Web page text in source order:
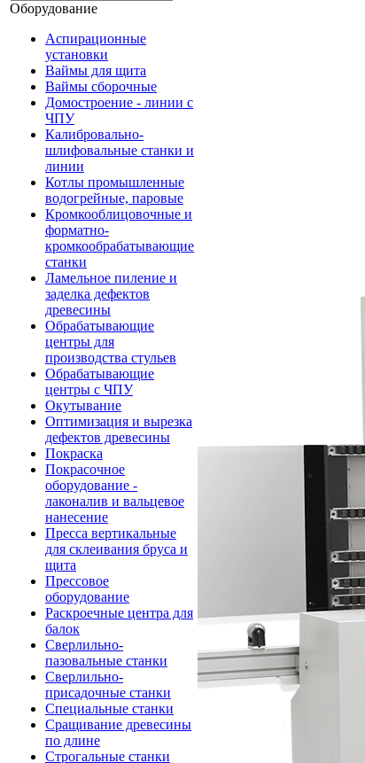
Оборудование
Аспирационные
установки
Ваймы для щита
Ваймы сборочные
Домостроение - линии с
ЧПУ
Калибровально-
шлифовальные станки и
линии
Котлы промышленные
водогрейные, паровые
Кромкооблицовочные и
форматно-
кромкообрабатывающие
станки
Ламельное пиление и
заделка дефектов
древесины
Обрабатывающие
центры для
производства стульев
Обрабатывающие
центры с ЧПУ
Окутывание
Оптимизация и вырезка
дефектов древесины
Покраска
Покрасочное
оборудование -
лаконалив и вальцевое
нанесение
Пресса вертикальные
для склеивания бруса и
щита
Прессовое
оборудование
Раскроечные центра для
балок
Сверлильно-
пазовальные станки
Сверлильно-
присадочные станки
Специальные станки
Сращивание древесины
по длине
Строгальные станки